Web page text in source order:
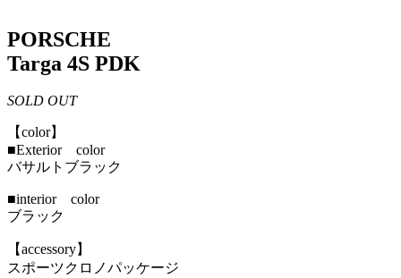
PORSCHE
Targa 4S PDK
SOLD OUT
【color】
■Exterior color
バサルトブラック
■interior color
ブラック
【accessory】
スポーツクロノパッケージ